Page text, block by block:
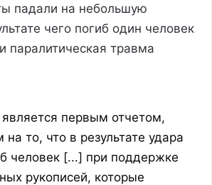
падали на небольшую
чего погиб один человек
паралитическая травма
первым отчетом,
то, что в результате удара
человек [...] при поддержке
рукописей, которые